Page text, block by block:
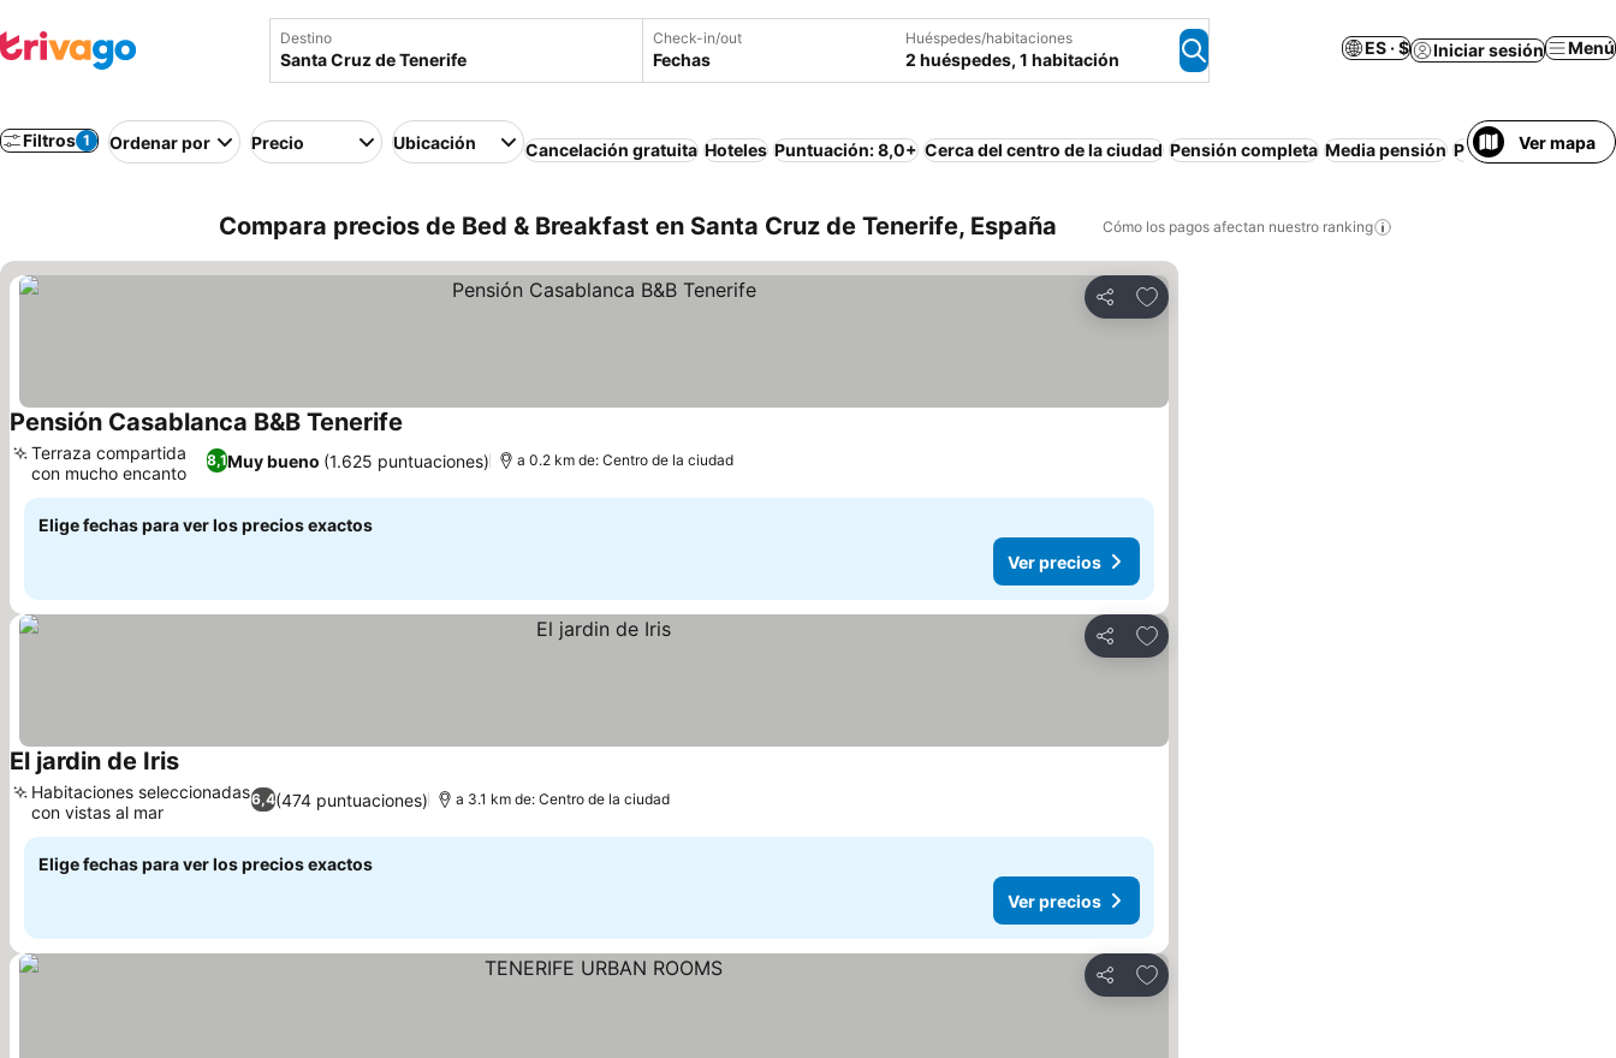
Destino Check-in/out
Fechas
Huéspedes/habitaciones
2 huéspedes, 1 habitación
ES · $ Iniciar sesión Menú
Filtros 1 Ordenar por Precio Ubicación Cancelación gratuita Hoteles Puntuación: 8,0+ Cerca del centro de la ciudad Pensión completa Media pensión Piscina Desayuno
Ver mapa
Compara precios de Bed & Breakfast en Santa Cruz de Tenerife, España Cómo los pagos afectan nuestro ranking
Compartir
Agregar a favoritos
Pensión Casablanca B&B Tenerife
8,1Muy bueno (1.625 puntuaciones)
Terraza compartida
con mucho encanto
a 0.2 km de: Centro de la ciudad
Elige fechas para ver los precios exactos
Ver precios
Compartir
Agregar a favoritos
El jardin de IrisVer precios
6,4(474 puntuaciones)
Habitaciones seleccionadas
con vistas al mar
a 3.1 km de: Centro de la ciudad
Elige fechas para ver los precios exactos
Ver precios
Compartir
Agregar a favoritos